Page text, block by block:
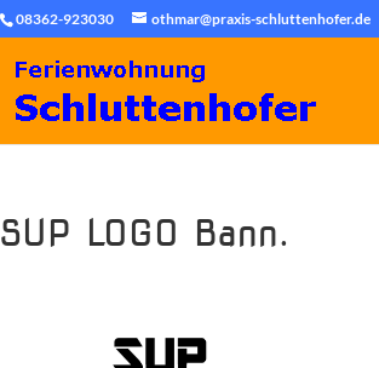
08362-923030 othmar@praxis-schluttenhofer.de
SUP LOGO Bann.